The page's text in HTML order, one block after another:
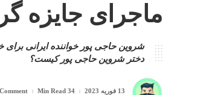
ماجرای جایزه
شروین حاجی پور خواننده ایرانی
دختر شروین حاجی پور کیست؟
13 فوریه 2023 34 Min Read